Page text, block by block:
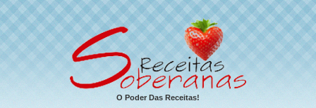
O Poder Das Receitas!